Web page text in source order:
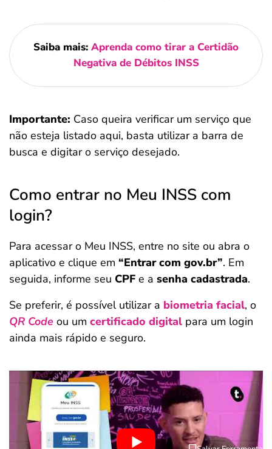
Saiba mais: Aprenda como tirar a Certidão
Negativa de Débitos INSS
Importante: Caso queira verificar um serviço que
não esteja listado aqui, basta utilizar a barra de
busca e digitar o serviço desejado.
Como entrar no Meu INSS com
login?
Para acessar o Meu INSS, entre no site ou abra o
aplicativo e clique em “Entrar com gov.br”. Em
seguida, informe seu CPF e a senha cadastrada.
Se preferir, é possível utilizar a biometria facial, o
QR Code ou um certificado digital para um login
ainda mais rápido e seguro.